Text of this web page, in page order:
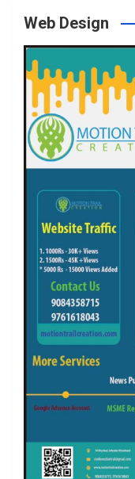
Web Design